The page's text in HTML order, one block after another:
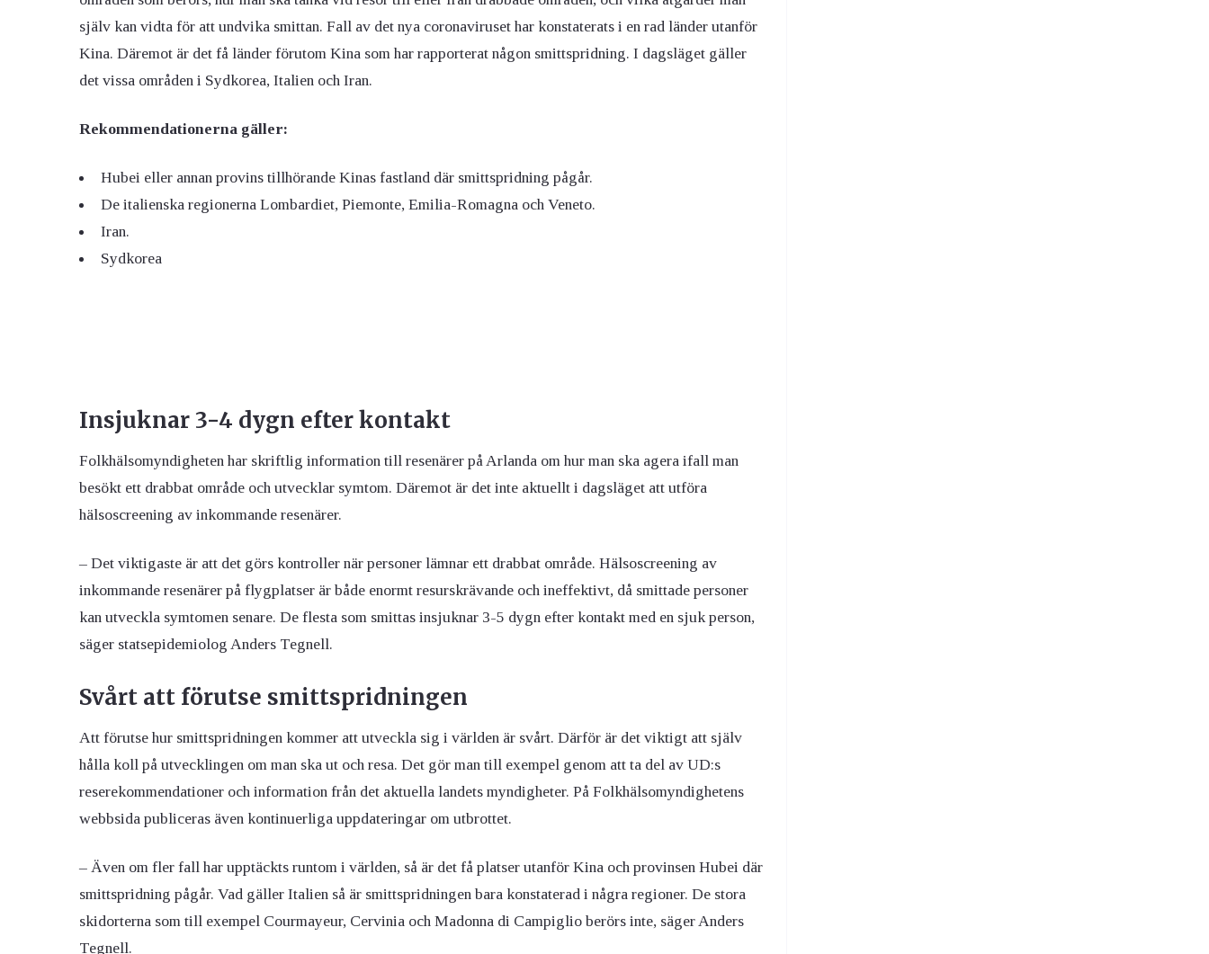
själv kan vidta för att undvika smittan. Fall av det nya coronaviruset har konstaterats i en rad länder utanför
Kina. Däremot är det få länder förutom Kina som har rapporterat någon smittspridning. I dagsläget gäller
det vissa områden i Sydkorea, Italien och Iran.
Rekommendationerna gäller:
Hubei eller annan provins tillhörande Kinas fastland där smittspridning pågår.
De italienska regionerna Lombardiet, Piemonte, Emilia-Romagna och Veneto.
Iran.
Sydkorea
Insjuknar 3-4 dygn efter kontakt
Folkhälsomyndigheten har skriftlig information till resenärer på Arlanda om hur man ska agera ifall man
besökt ett drabbat område och utvecklar symtom. Däremot är det inte aktuellt i dagsläget att utföra
hälsoscreening av inkommande resenärer.
– Det viktigaste är att det görs kontroller när personer lämnar ett drabbat område. Hälsoscreening av
inkommande resenärer på flygplatser är både enormt resurskrävande och ineffektivt, då smittade personer
kan utveckla symtomen senare. De flesta som smittas insjuknar 3-5 dygn efter kontakt med en sjuk person,
säger statsepidemiolog Anders Tegnell.
Svårt att förutse smittspridningen
Att förutse hur smittspridningen kommer att utveckla sig i världen är svårt. Därför är det viktigt att själv
hålla koll på utvecklingen om man ska ut och resa. Det gör man till exempel genom att ta del av UD:s
reserekommendationer och information från det aktuella landets myndigheter. På Folkhälsomyndighetens
webbsida publiceras även kontinuerliga uppdateringar om utbrottet.
– Även om fler fall har upptäckts runtom i världen, så är det få platser utanför Kina och provinsen Hubei där
smittspridning pågår. Vad gäller Italien så är smittspridningen bara konstaterad i några regioner. De stora
skidorterna som till exempel Courmayeur, Cervinia och Madonna di Campiglio berörs inte, säger Anders
Tegnell.